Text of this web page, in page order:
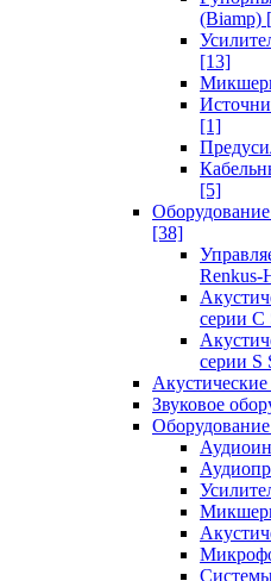
(Biamp)
[13]
[1]
[5]
[38]
Renkus-
серии C
серии S
Звуковое